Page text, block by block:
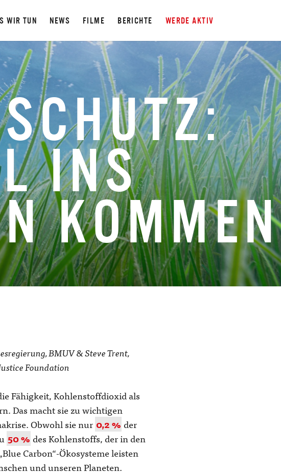
WIR TUN NEWS FILME BERICHTE WERDE AKTIV
INS
KOMMEN
BMUV & Steve Trent,
Foundation
Fähigkeit, Kohlenstoffdioxid als
Das macht sie zu wichtigen
Obwohl sie nur 0,2 % der
50 % des Kohlenstoffs, der in den
Carbon“-Ökosysteme leisten
und unseren Planeten.